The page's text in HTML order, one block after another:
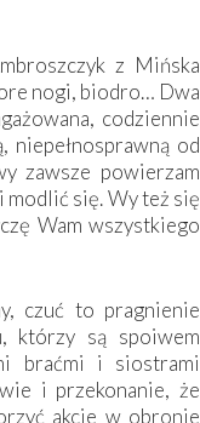
z Mińska
nogi, biodro… Dwa
codziennie
niepełnosprawną od
zawsze powierzam
modlić się. Wy też się
Wam wszystkiego
czuć to pragnienie
którzy są spoiwem
braćmi i siostrami
i przekonanie, że
akcje w obronie